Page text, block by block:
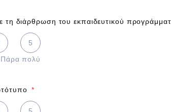
τη διάρθρωση του εκπαιδευτικού
Πάρα πολύ
5
*